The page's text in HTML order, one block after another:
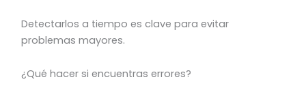
Detectarlos a tiempo es clave para evitar
problemas mayores.
¿Qué hacer si encuentras errores?